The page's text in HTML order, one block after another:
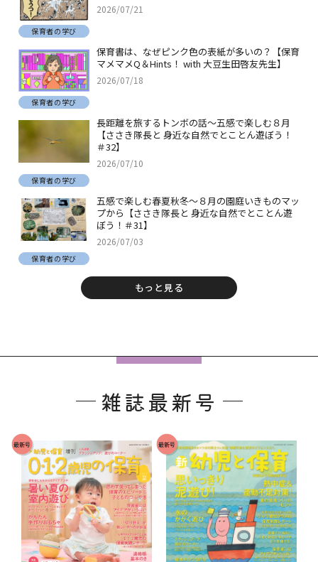
2026/07/21
保育者の学び
保育書は、なぜピンク色の表紙が多いの？【保育
マメマメQ＆Hints！ with 大豆生田啓友先生】
2026/07/18
保育者の学び
長距離を旅するトンボの話～五感で楽しむ８月
【ささき隊長と 身近な自然でとことん遊ぼう！
＃32】
2026/07/10
保育者の学び
五感で楽しむ春夏秋冬～８月の園庭いきものマッ
プから【ささき隊長と 身近な自然でとことん遊
ぼう！＃31】
2026/07/03
保育者の学び
もっと見る
雑誌最新号
最新号 最新号